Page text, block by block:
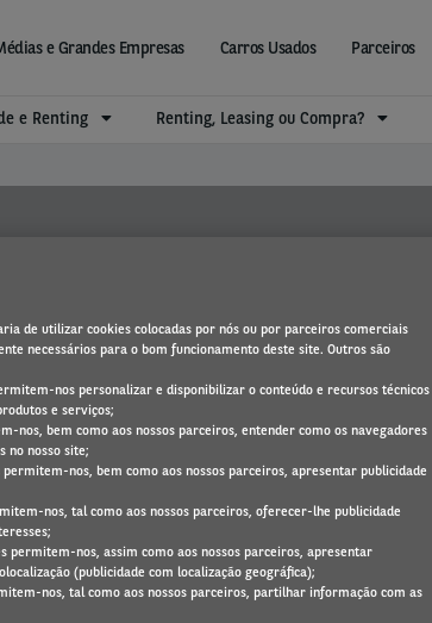
e Grandes Empresas Carros Usados Parceiros
e Renting Renting, Leasing ou Compra?
de utilizar cookies colocadas por nós ou por parceiros comerciais
necessários para o bom funcionamento deste site. Outros são
nos personalizar e disponibilizar o conteúdo e recursos técnicos
e serviços;
nos, bem como aos nossos parceiros, entender como os navegadores
no nosso site;
nos, bem como aos nossos parceiros, apresentar publicidade
nos, tal como aos nossos parceiros, oferecer-lhe publicidade
permitem-nos, assim como aos nossos parceiros, apresentar
(publicidade com localização geográfica);
nos, tal como aos nossos parceiros, partilhar informação com as